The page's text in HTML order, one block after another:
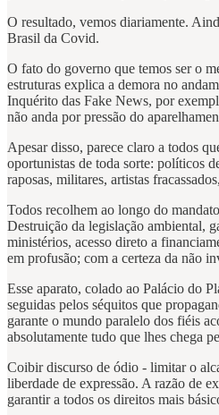
O resultado, vemos diariamente.
Brasil da Covid.
O fato do governo que temos ser o
estruturas explica a demora no
Inquérito das Fake News, por
não anda por pressão do
Apesar disso, parece claro a todos
oportunistas de toda sorte: políticos
raposas, militares, artistas
Todos recolhem ao longo do
Destruição da legislação ambiental,
ministérios, acesso direto a
em profusão; com a certeza da não
Esse aparato, colado ao Palácio do
seguidas pelos séquitos que
garante o mundo paralelo dos fiéis
absolutamente tudo que lhes chega
Coibir discurso de ódio - limitar o
liberdade de expressão. A razão de
garantir a todos os direitos mais